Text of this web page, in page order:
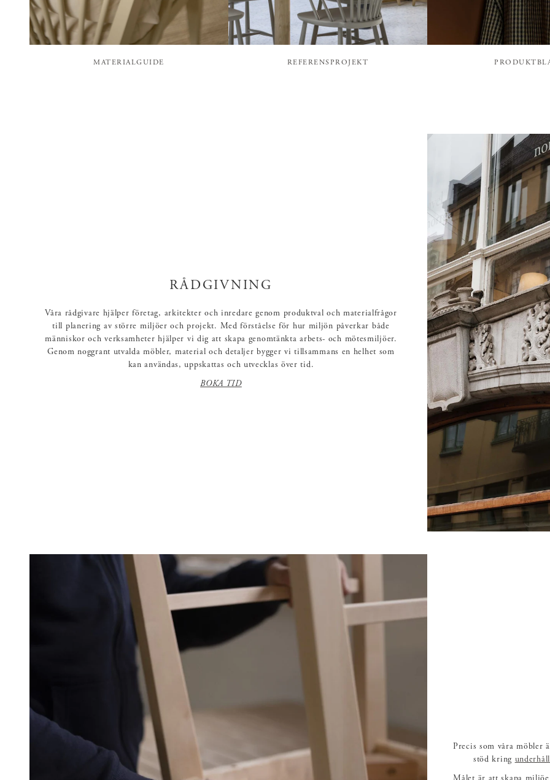
MATERIALGUIDE REFERENSPROJEKT
RÅDGIVNING
Våra rådgivare hjälper företag, arkitekter och inredare genom produktval och materialfrågor
till planering av större miljöer och projekt. Med förståelse för hur miljön påverkar både
människor och verksamheter hjälper vi dig att skapa genomtänkta arbets- och mötesmiljöer.
Genom noggrant utvalda möbler, material och detaljer bygger vi tillsammans en helhet som
kan användas, uppskattas och utvecklas över tid.
BOKA TID
Precis som våra möbler
stöd kring underhåll